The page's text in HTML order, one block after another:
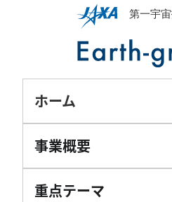
ホーム
事業概要
重点テーマ